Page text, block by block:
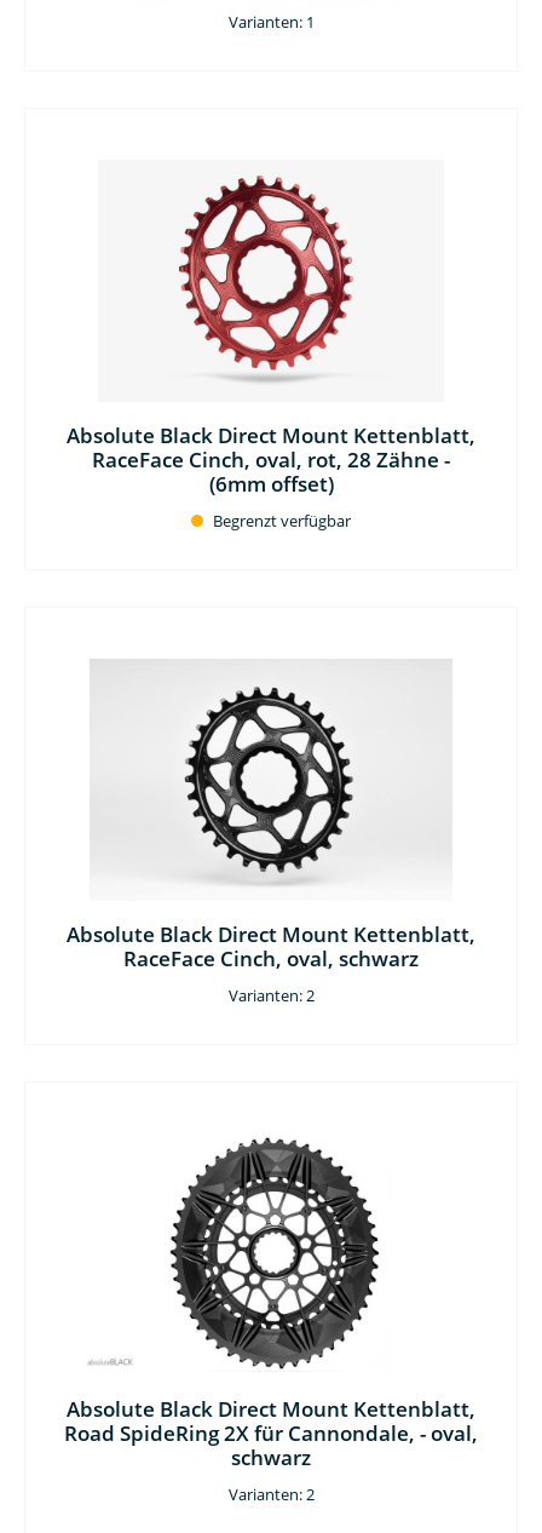
Varianten: 1
Absolute Black Direct Mount Kettenblatt,
RaceFace Cinch, oval, rot, 28 Zähne -
(6mm offset)
Begrenzt verfügbar
Absolute Black Direct Mount Kettenblatt,
RaceFace Cinch, oval, schwarz
Varianten: 2
Absolute Black Direct Mount Kettenblatt,
Road SpideRing 2X für Cannondale, - oval,
schwarz
Varianten: 2